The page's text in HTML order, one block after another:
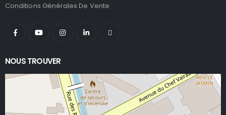
Conditions Générales De Vente
NOUS TROUVER